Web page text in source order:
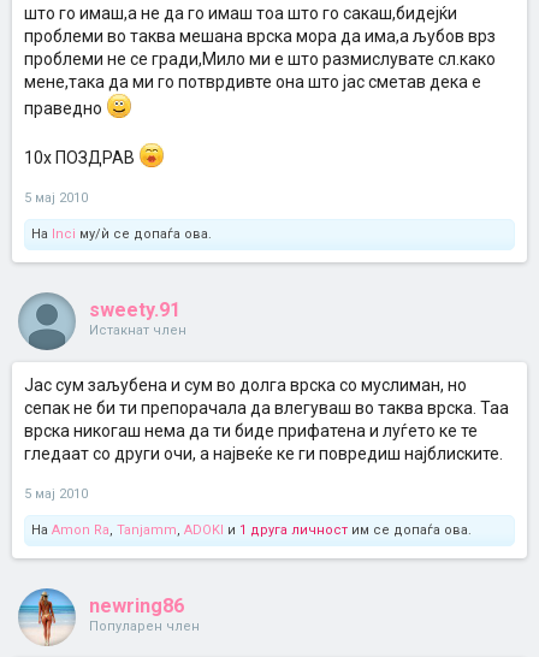
што го имаш,а не да го имаш тоа што го сакаш,бидејќи
проблеми во таква мешана врска мора да има,а љубов врз
проблеми не се гради,Мило ми е што размислувате сл.како
мене,така да ми го потврдивте она што јас сметав дека е
праведно
10x ПОЗДРАВ
5 мај 2010
На Inci му/ѝ се допаѓа ова.
sweety.91
Истакнат член
Јас сум заљубена и сум во долга врска со муслиман, но
сепак не би ти препорачала да влегуваш во таква врска. Таа
врска никогаш нема да ти биде прифатена и луѓето ке те
гледаат со други очи, а највеќе ке ги повредиш најблиските.
5 мај 2010
На Amon Ra, Tanjamm, ADOKI и 1 друга личност им се допаѓа ова.
newring86
Популарен член